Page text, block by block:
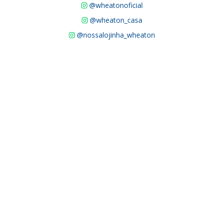
@wheatonoficial
@wheaton_casa
@nossalojinha_wheaton